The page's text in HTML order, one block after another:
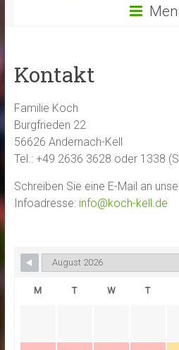
Kontakt
Familie Koch
Burgfrieden 22
56626 Andernach-Kell
Tel.: +49 2636 3628 oder 1338
Schreiben Sie eine E-Mail an
Infoadresse: info@koch-kell.de
M T W T